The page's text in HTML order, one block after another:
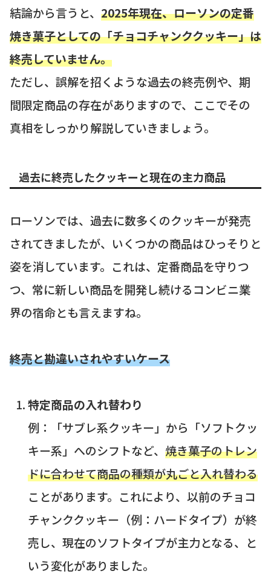
結論から言うと、 2025年現在、ローソンの定番
焼き菓子としての「チョコチャンククッキー」は
終売していません。
ただし、誤解を招くような過去の終売例や、期
間限定商品の存在がありますので、ここでその
真相をしっかり解説していきましょう。
過去に終売したクッキーと現在の主力商品
ローソンでは、過去に数多くのクッキーが発売
されてきましたが、いくつかの商品はひっそりと
姿を消しています。これは、定番商品を守りつ
つ、常に新しい商品を開発し続けるコンビニ業
界の宿命とも言えますね。
終売と勘違いされやすいケース
特定商品の入れ替わり
例：「サブレ系クッキー」から「ソフトクッ
キー系」へのシフトなど、 焼き菓子のトレン
ドに合わせて商品の種類が丸ごと入れ替わる
ことがあります。これにより、以前のチョコ
チャンククッキー（例：ハードタイプ）が終
売し、現在のソフトタイプが主力となる、と
いう変化がありました。